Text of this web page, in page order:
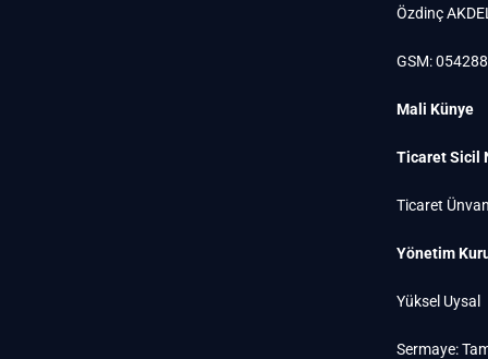
Özdinç AKDEL
GSM:
Mali Künye
Ticaret Sicil
Ticaret
Yönetim
Yüksel Uysal
Sermaye: